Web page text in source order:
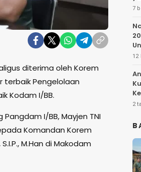
diterima oleh Korem
terbaik Pengelolaan
Kodam I/BB.
I/BB, Mayjen TNI
Komandan Korem
M.Han di Makodam
7
12
2